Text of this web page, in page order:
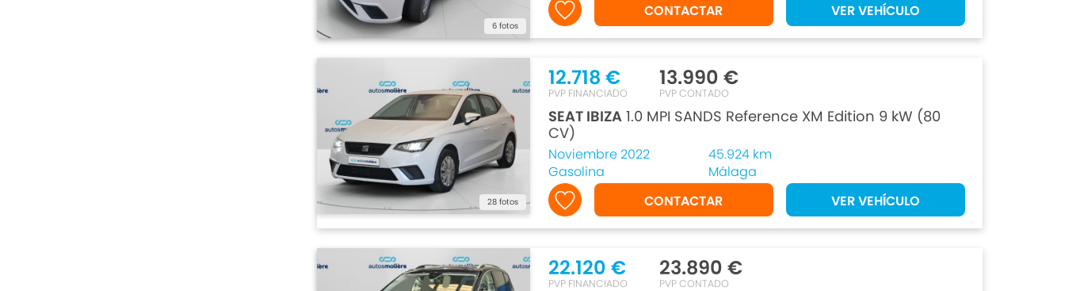
6 fotos
CONTACTAR
VER VEHÍCULO
28 fotos
12.718 €
PVP FINANCIADO
13.990 €
PVP CONTADO
SEAT IBIZA1.0 MPI SANDS Reference XM Edition 9 kW (80
CV)
Noviembre 2022
Gasolina
45.924 km
Málaga
CONTACTAR
VER VEHÍCULO
22.120 €
PVP FINANCIADO
23.890 €
PVP CONTADO